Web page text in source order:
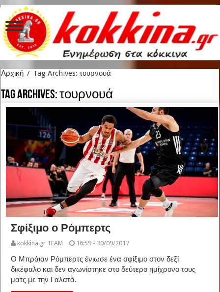
Αρχική / Tag Archives: τουρνουά
Tag Archives:τουρνουά
Σφίξιμο ο Ρόμπερτς
kokkina.gr TEAM 16:59 - 30/09/2017
Ο Μπράιαν Ρόμπερτς ένιωσε ένα σφίξιμο στον δεξί
δικέφαλο και δεν αγωνίστηκε στο δεύτερο ημίχρονο τους
ματς με την Γαλατά.